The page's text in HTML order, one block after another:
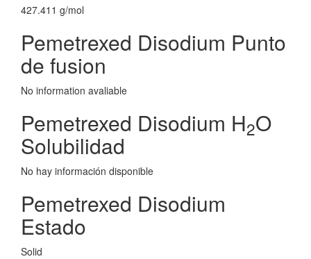
427.411 g/mol
Pemetrexed Disodium Punto
de fusion
No information avaliable
Pemetrexed Disodium H2O
Solubilidad
No hay información disponible
Pemetrexed Disodium
Estado
Solid